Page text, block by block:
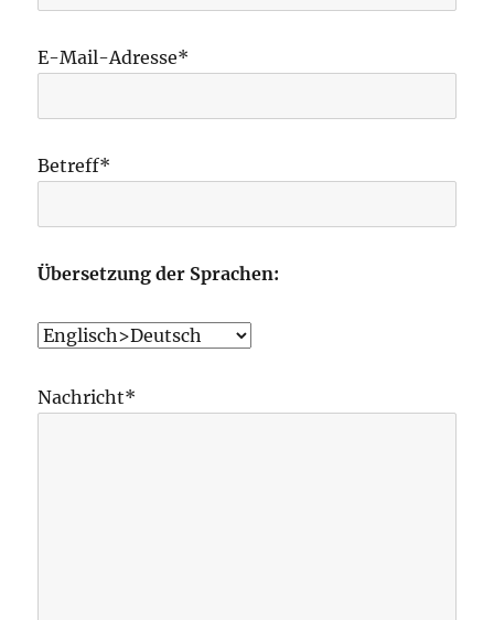
E-Mail-Adresse*
Betreff*
Übersetzung der Sprachen:
Nachricht*